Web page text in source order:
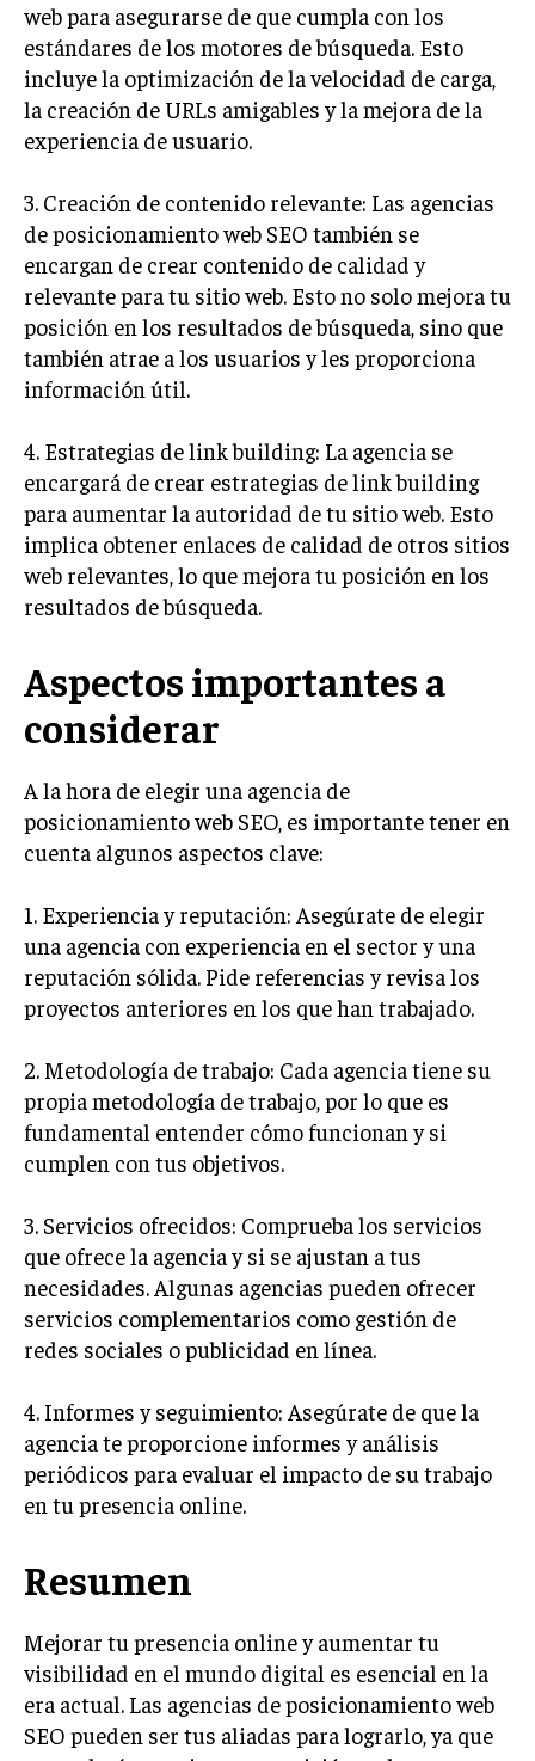
ALIANZAS ESTRATÉGICAS
TECNOLOGIA
SOSTENIBILIDAD Y MEDIO AMBIENTE
GESTIÓN DE LA INNOVACIÓN TECNOLÓGICA
ANALÍTICA EMPRESARIAL Y BUSINESS
INTELLIGENCE
CIBERSEGURIDAD EMPRESARIAL
ESTRATEGIA
EMPRESAS FAMILIARES Y SUCESIÓN
NEGOCIACIÓN Y RESOLUCIÓN DE CONFLICTOS
DERECHO EMPRESARIAL Y REGULACIONES
ÉXITO EMPRESARIAL Y CASOS DE ESTUDIO
GOBIERNO CORPORATIVO
ESTRATEGIAS DE NEGOCIOS
MARKETING B2B
FRANQUICIAS
MARKETING DE INFLUENCERS
E-COMMERCE
E-COMMERCE Y COMERCIO ELECTRÓNICO
ESTRATEGIAS DE PRICING Y GESTIÓN DE
PRECIOS
EMPRESAS Y STARTUPS TECNOLÓGICAS
GESTIÓN DE LA EXPERIENCIA DEL CLIENTE
PROYECTOS
GESTIÓN DE PROYECTOS
GESTIÓN DE OPERACIONES Y CADENA DE
SUMINISTRO
LOGÍSTICA EMPRESARIAL
CALIDAD Y MEJORA CONTINUA
TALENTOS
RECURSOS HUMANOS Y GESTIÓN DEL
TALENTO
RECLUTAMIENTO Y SELECCIÓN
DESARROLLO DE PERSONAL
GESTIÓN DEL DESEMPEÑO
CULTURA Y CLIMA ORGANIZACIONAL
web para asegurarse de que cumpla con los
estándares de los motores de búsqueda. Esto
incluye la optimización de la velocidad de carga,
la creación de URLs amigables y la mejora de la
experiencia de usuario.
3. Creación de contenido relevante: Las agencias
de posicionamiento web SEO también se
encargan de crear contenido de calidad y
relevante para tu sitio web. Esto no solo mejora tu
posición en los resultados de búsqueda, sino que
también atrae a los usuarios y les proporciona
información útil.
4. Estrategias de link building: La agencia se
encargará de crear estrategias de link building
para aumentar la autoridad de tu sitio web. Esto
implica obtener enlaces de calidad de otros sitios
web relevantes, lo que mejora tu posición en los
resultados de búsqueda.
Aspectos importantes a
considerar
A la hora de elegir una agencia de
posicionamiento web SEO, es importante tener en
cuenta algunos aspectos clave:
1. Experiencia y reputación: Asegúrate de elegir
una agencia con experiencia en el sector y una
reputación sólida. Pide referencias y revisa los
proyectos anteriores en los que han trabajado.
2. Metodología de trabajo: Cada agencia tiene su
propia metodología de trabajo, por lo que es
fundamental entender cómo funcionan y si
cumplen con tus objetivos.
3. Servicios ofrecidos: Comprueba los servicios
que ofrece la agencia y si se ajustan a tus
necesidades. Algunas agencias pueden ofrecer
servicios complementarios como gestión de
redes sociales o publicidad en línea.
4. Informes y seguimiento: Asegúrate de que la
agencia te proporcione informes y análisis
periódicos para evaluar el impacto de su trabajo
en tu presencia online.
Resumen
Mejorar tu presencia online y aumentar tu
visibilidad en el mundo digital es esencial en la
era actual. Las agencias de posicionamiento web
SEO pueden ser tus aliadas para lograrlo, ya que